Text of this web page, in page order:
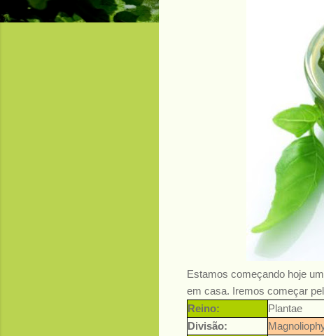
Estamos começando hoje
em casa. Iremos começar
Reino:
Plantae
Divisão: